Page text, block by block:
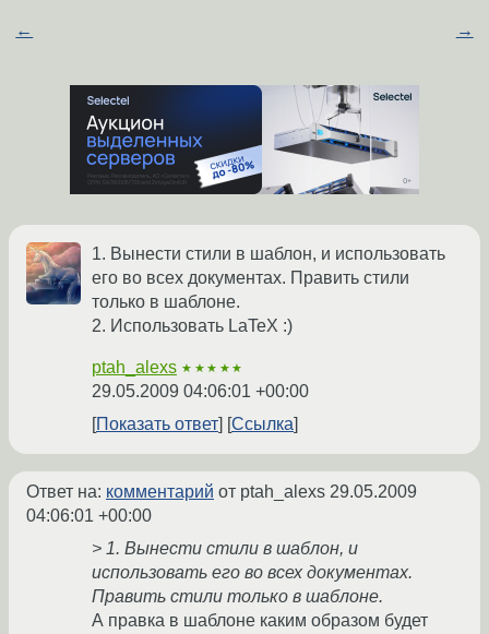
← →
1. Вынести стили в шаблон, и использовать
его во всех документах. Править стили
только в шаблоне.
2. Использовать LaTeX :)
ptah_alexs ★★★★★
29.05.2009 04:06:01 +00:00
Показать ответ
Ссылка
Ответ на: комментарий от ptah_alexs 29.05.2009
04:06:01 +00:00
> 1. Вынести стили в шаблон, и
использовать его во всех документах.
Править стили только в шаблоне.
А правка в шаблоне каким образом будет